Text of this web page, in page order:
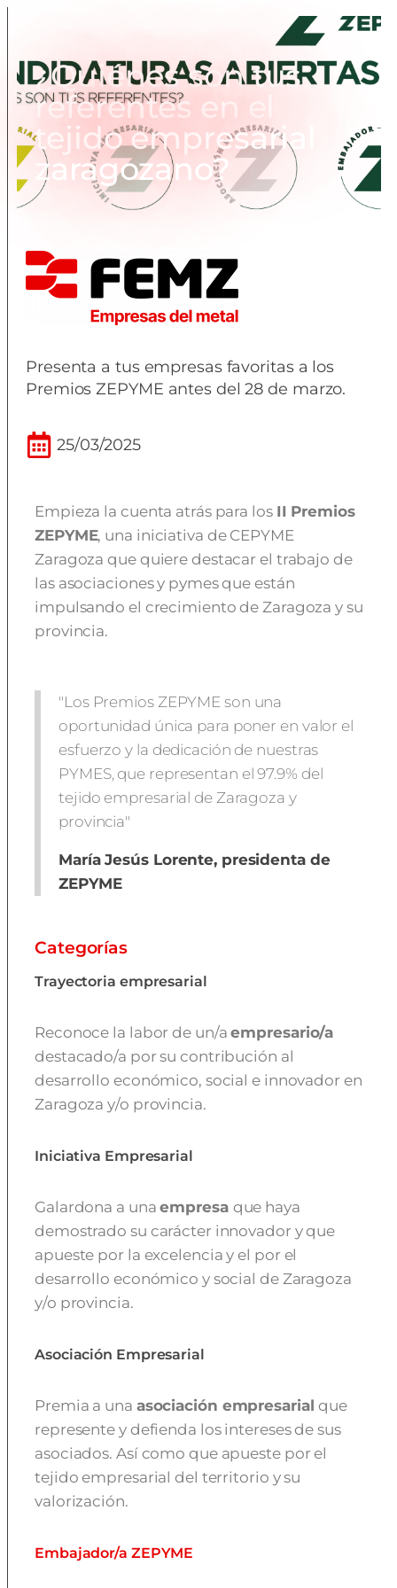
¿Quiénes son tus
referentes en el
tejido empresarial
zaragozano?
Presenta a tus empresas favoritas a los
Premios ZEPYME antes del 28 de marzo.
25/03/2025
Empieza la cuenta atrás para los II Premios
ZEPYME, una iniciativa de CEPYME
Zaragoza que quiere destacar el trabajo de
las asociaciones y pymes que están
impulsando el crecimiento de Zaragoza y su
provincia.
"Los Premios ZEPYME son una
oportunidad única para poner en valor el
esfuerzo y la dedicación de nuestras
PYMES, que representan el 97.9% del
tejido empresarial de Zaragoza y
provincia"
María Jesús Lorente, presidenta de
ZEPYME
Categorías
Trayectoria empresarial
Reconoce la labor de un/aempresario/a
destacado/a por su contribución al
desarrollo económico, social e innovador en
Zaragoza y/o provincia.
Iniciativa Empresarial
Galardona a unaempresa que haya
demostrado su carácter innovador y que
apueste por la excelenciay el por el
desarrollo económico y social de Zaragoza
y/o provincia.
Asociación Empresarial
Premia a una asociación empresarialque
represente y defienda los intereses de sus
asociados. Así como que apueste por el
tejido empresarial del territorio y su
valorización.
Embajador/a ZEPYME